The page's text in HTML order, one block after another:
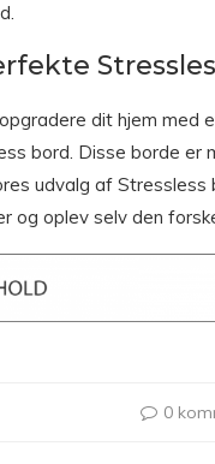
dit hjem med
bord. Disse borde er
udvalg af
og oplev selv den
0